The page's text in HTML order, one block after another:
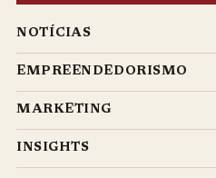
NOTÍCIAS
EMPREENDEDORISMO
MARKETING
INSIGHTS